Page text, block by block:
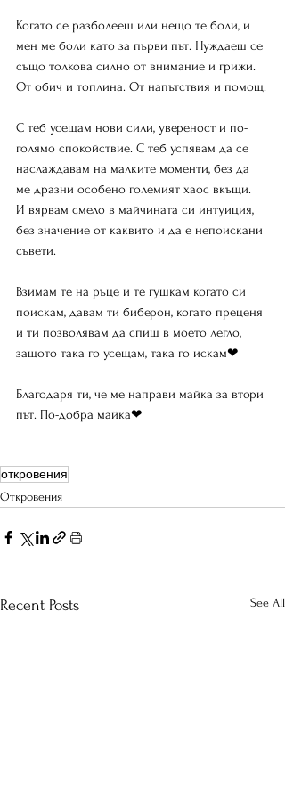
Когато се разболееш или нещо те боли, и
мен ме боли като за първи път. Нуждаеш се
също толкова силно от внимание и грижи.
От обич и топлина. От напътствия и помощ.
С теб усещам нови сили, увереност и по-
голямо спокойствие. С теб успявам да се
наслаждавам на малките моменти, без да
ме дразни особено големият хаос вкъщи.
И вярвам смело в майчината си интуиция,
без значение от каквито и да е непоискани
съвети.
Взимам те на ръце и те гушкам когато си
поискам, давам ти биберон, когато преценя
и ти позволявам да спиш в моето легло,
защото така го усещам, така го искам❤
Благодаря ти, че ме направи майка за втори
път. По-добра майка❤
откровения
Откровения
Recent Posts See All